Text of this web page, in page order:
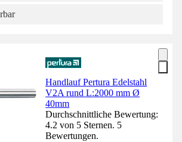
Handlauf Pertura Edelstahl
V2A rund L:2000 mm Ø
40mm
Durchschnittliche Bewertung:
4.2 von 5 Sternen. 5
Bewertungen.